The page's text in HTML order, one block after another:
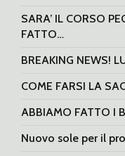
SARA’ IL CORSO
FATTO…
BREAKING NEWS!
COME FARSI LA
ABBIAMO FATTO I
Nuovo sole per il